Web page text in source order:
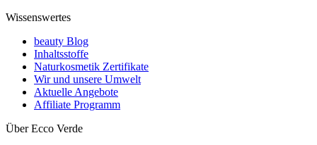
Wissenswertes
beauty Blog
Inhaltsstoffe
Naturkosmetik Zertifikate
Wir und unsere Umwelt
Aktuelle Angebote
Affiliate Programm
Über Ecco Verde